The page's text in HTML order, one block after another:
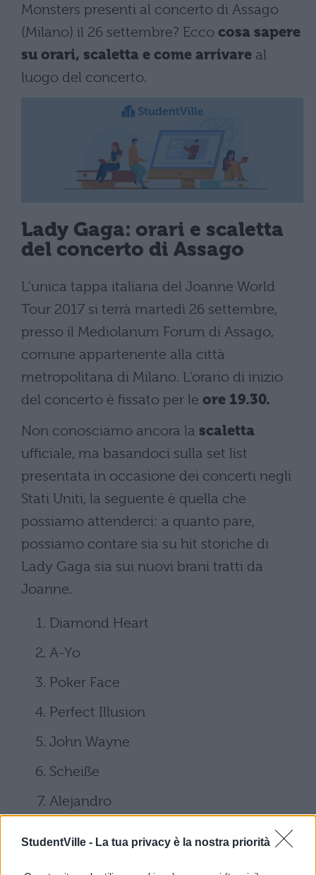
StudentVille - La tua privacy è la nostra priorità
Monsters presenti al concerto di Assago
(Milano) il 26 settembre? Ecco cosa sapere
su orari, scaletta e come arrivare al
luogo del concerto.
Lady Gaga: orari e scaletta
del concerto di Assago
L’unica tappa italiana del Joanne World
Tour 2017 si terrà martedì 26 settembre,
presso il Mediolanum Forum di Assago,
comune appartenente alla città
metropolitana di Milano. L’orario di inizio
del concerto è fissato per le ore 19.30.
Non conosciamo ancora la scaletta
ufficiale, ma basandoci sulla set list
presentata in occasione dei concerti negli
Stati Uniti, la seguente è quella che
possiamo attenderci: a quanto pare,
possiamo contare sia su hit storiche di
Lady Gaga sia sui nuovi brani tratti da
Joanne.
Diamond Heart
A-Yo
Poker Face
Perfect Illusion
John Wayne
Scheiße
Alejandro